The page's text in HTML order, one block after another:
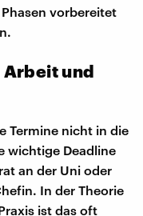
vorbereitet
Arbeit und
Termine nicht in die
wichtige Deadline
an der Uni oder
In der Theorie
ist das oft